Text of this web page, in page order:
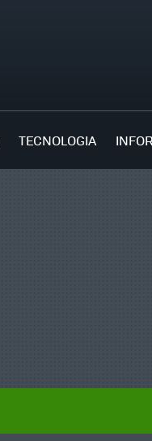
TECNOLOGIA